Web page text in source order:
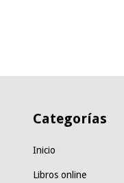
Categorías
Inicio
Libros online